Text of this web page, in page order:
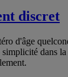
discret
d'âge
simplicité dans